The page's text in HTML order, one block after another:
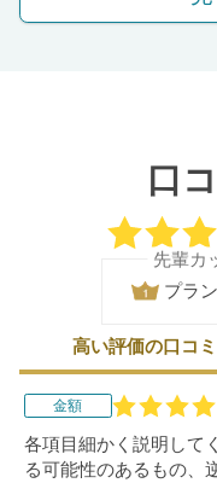
口
先輩カ
プラ
高い評価の口コミ
金額
各項目細かく説明して
る可能性のあるもの、